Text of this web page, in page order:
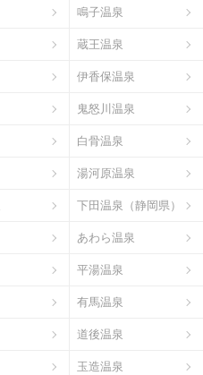
鳴子温泉
蔵王温泉
伊香保温泉
鬼怒川温泉
白骨温泉
湯河原温泉
下田温泉（静岡県）
あわら温泉
平湯温泉
有馬温泉
道後温泉
玉造温泉